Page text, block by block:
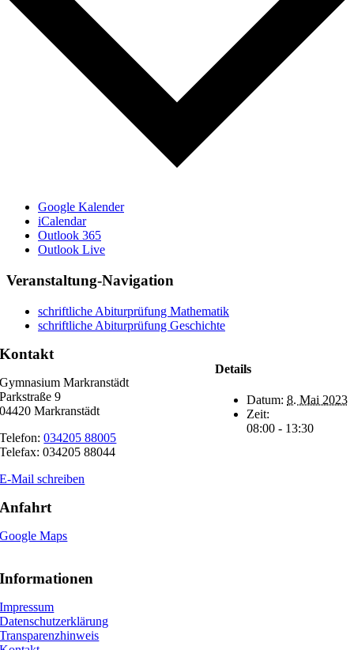
Google Kalender
iCalendar
Outlook 365
Outlook Live
Veranstaltung-Navigation
schriftliche Abiturprüfung Mathematik
schriftliche Abiturprüfung Geschichte
Details
Datum: 8. Mai 2023
Zeit:
08:00 - 13:30
Kontakt
Gymnasium Markranstädt
Parkstraße 9
04420 Markranstädt
Telefon:034205 88005
Telefax: 034205 88044
E-Mail schreiben
Anfahrt
Google Maps
Informationen
Impressum
Datenschutzerklärung
Transparenzhinweis